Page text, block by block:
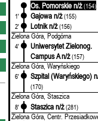
Os. Pomorskie n/ż (154)
1'
Gajowa n/ż (155)
2'
Lotnik n/ż (156)
Zielona Góra, Podgórna
4'
Uniwersytet Zielonog.
Campus A n/ż (157)
Zielona Góra, Waryńskiego
6' Szpital (Waryńskiego)
(170)
Zielona Góra, Staszica
8' Staszica n/ż (281)
Zielona Góra, Centr.